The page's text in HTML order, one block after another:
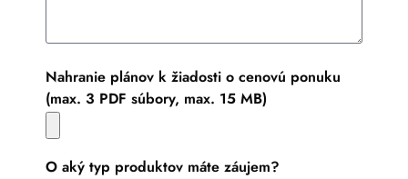
Nahranie plánov k žiadosti o cenovú ponuku
(max. 3 PDF súbory, max. 15 MB)
O aký typ produktov máte záujem?